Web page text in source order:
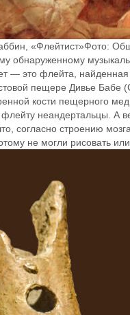
«Флейтист»Фото:
обнаруженному
— это флейта, найденная
пещере Дивье Бабе
кости пещерного
флейту неандертальцы. А
согласно строению
не могли рисовать